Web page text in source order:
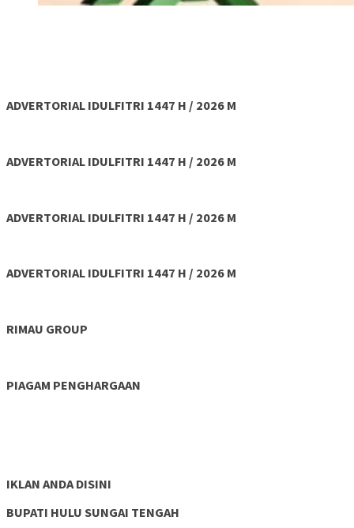
ADVERTORIAL IDULFITRI 1447 H / 2026 M
ADVERTORIAL IDULFITRI 1447 H / 2026 M
ADVERTORIAL IDULFITRI 1447 H / 2026 M
ADVERTORIAL IDULFITRI 1447 H / 2026 M
RIMAU GROUP
PIAGAM PENGHARGAAN
IKLAN ANDA DISINI
BUPATI HULU SUNGAI TENGAH